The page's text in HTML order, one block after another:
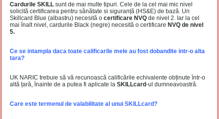
Cardurile SKILL sunt de mai multe tipuri. Cele de la cel mai mic nivel
solicită certificarea pentru sănătate si siguranță (HS&E) de bază. Un
Skillcard Blue (albastru) necesită ocertificare NVQ de nivel 2. Iar la cel
mai înalt nivel, cardurile Black (negre) necesită o certificareNVQ de nivel
5.
Ce se intampla daca toate calificarile mele au fost dobandite intr-o alta
tara?
UK NARIC trebuie să vă recunoască calificările echivalente obținute într-o
altă țară, înainte de a putea fi aplicate laSKILLcard-ul dumneavoastră.
Care este termenul de valabilitate al unui SKILLcard?